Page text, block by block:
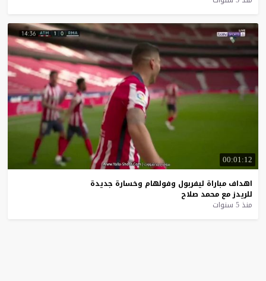
00:01:12
اهداف مباراة ليفربول وفولهام وخسارة جديدة
للريدزمع محمد صلاح
منذ 5 سنوات